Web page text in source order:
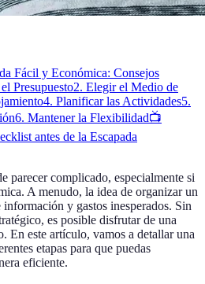
Fácil y Económica: Consejos
Presupuesto2. Elegir el Medio de
4. Planificar las Actividades5.
6. Mantener la Flexibilidad📺
antes de la Escapada
parecer complicado, especialmente si
A menudo, la idea de organizar un
y gastos inesperados. Sin
es posible disfrutar de una
En este artículo, vamos a detallar una
etapas para que puedas
eficiente.